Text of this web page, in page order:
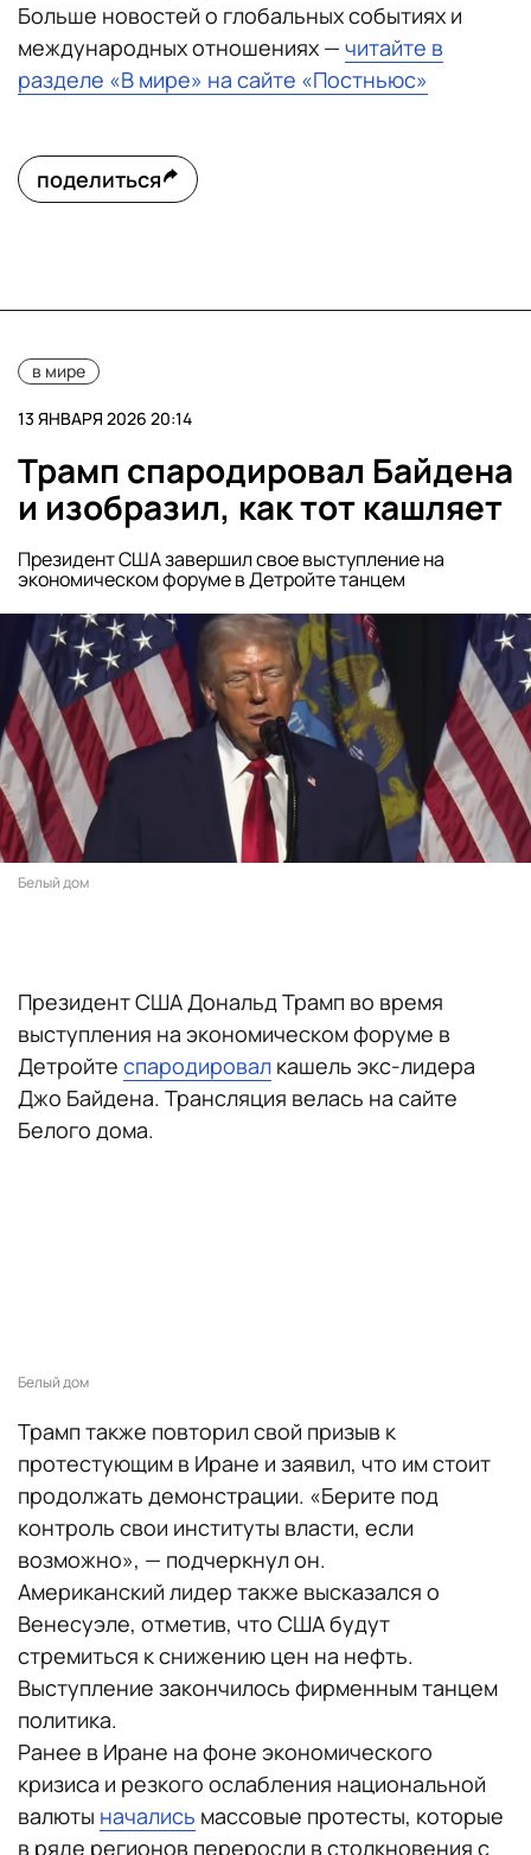
Больше новостей о глобальных событиях и
международных отношениях — читайте в
разделе «В мире» на сайте «Постньюс»
поделиться
в мире
13 ЯНВАРЯ 2026 20:14
Трамп спародировал Байдена
и изобразил, как тот кашляет
Президент США завершил свое выступление на
экономическом форуме в Детройте танцем
Белый дом
Президент США Дональд Трамп во время
выступления на экономическом форуме в
Детройте спародировал кашель экс-лидера
Джо Байдена. Трансляция велась на сайте
Белого дома.
Белый дом
Трамп также повторил свой призыв к
протестующим в Иране и заявил, что им стоит
продолжать демонстрации. «Берите под
контроль свои институты власти, если
возможно», — подчеркнул он.
Американский лидер также высказался о
Венесуэле, отметив, что США будут
стремиться к снижению цен на нефть.
Выступление закончилось фирменным танцем
политика.
Ранее в Иране на фоне экономического
кризиса и резкого ослабления национальной
валюты начались массовые протесты, которые
в ряде регионов переросли в столкновения с